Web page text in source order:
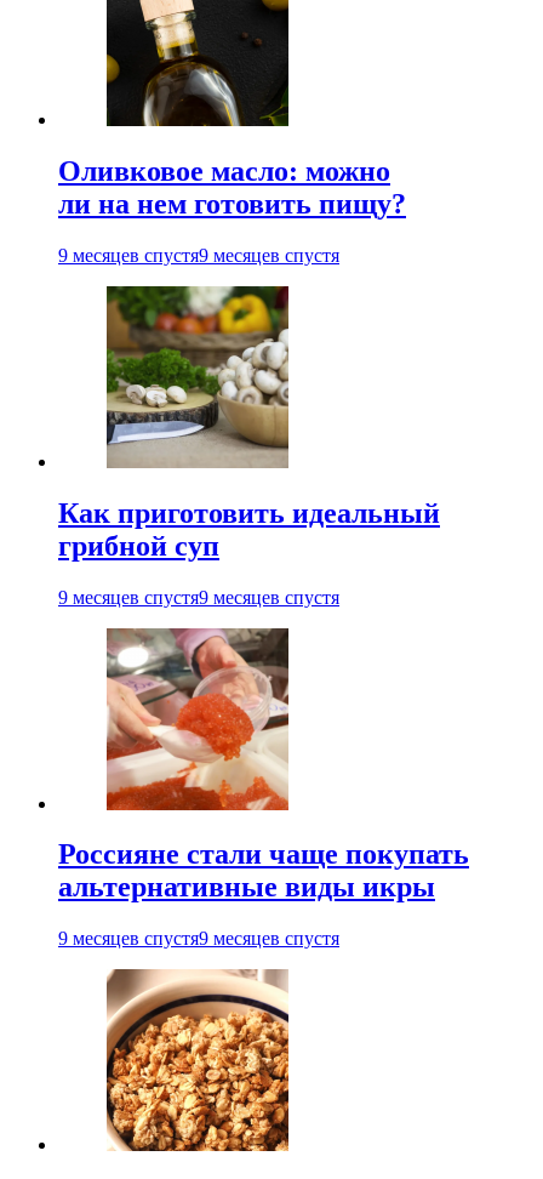
Оливковое масло: можно
ли на нем готовить пищу?
9 месяцев спустя9 месяцев спустя
Как приготовить идеальный
грибной суп
9 месяцев спустя9 месяцев спустя
Россияне стали чаще покупать
альтернативные виды икры
9 месяцев спустя9 месяцев спустя